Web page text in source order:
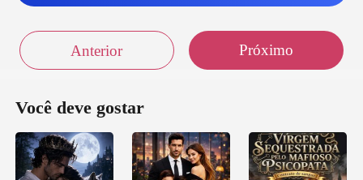
Anterior Próximo
Você deve gostar